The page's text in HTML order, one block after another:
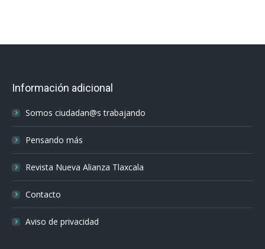
Información adicional
Somos ciudadan@s trabajando
Pensando más
Revista Nueva Alianza Tlaxcala
Contacto
Aviso de privacidad